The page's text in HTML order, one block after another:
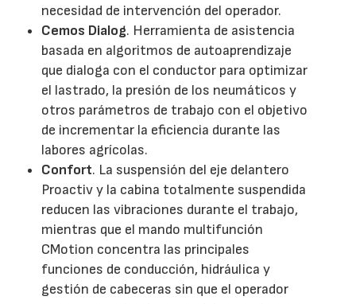
necesidad de intervención del operador.
Cemos Dialog. Herramienta de asistencia
basada en algoritmos de autoaprendizaje
que dialoga con el conductor para optimizar
el lastrado, la presión de los neumáticos y
otros parámetros de trabajo con el objetivo
de incrementar la eficiencia durante las
labores agrícolas.
Confort. La suspensión del eje delantero
Proactiv y la cabina totalmente suspendida
reducen las vibraciones durante el trabajo,
mientras que el mando multifunción
CMotion concentra las principales
funciones de conducción, hidráulica y
gestión de cabeceras sin que el operador